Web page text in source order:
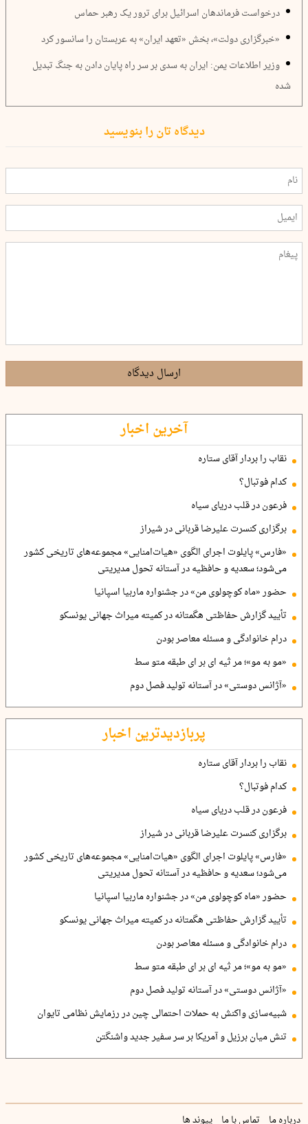
درخواست‌ فرماندهان اسرائیل برای ترور یک رهبر حماس
«خبرگزاری دولت»، بخش «تعهد ایران» به عربستان را سانسور کرد
وزیر اطلاعات یمن: ایران به سدی بر سر راه پایان دادن به جنگ تبدیل
شده
دیدگاه تان را بنویسید
ارسال دیدگاه
آخرین اخبار
نقاب را بردار آقای ستاره
کدام فوتبال؟
فرعون در قلب دریای سیاه
برگزاری کنسرت علیرضا قربانی در شیراز
«فارس» پایلوت اجرای الگوی «هیات‌امنایی» مجموعه‌های تاریخی کشور
می‌شود؛ سعدیه و حافظیه در آستانه تحول مدیریتی
حضور «ماه کوچولوی من» در جشنواره ماربیا اسپانیا
تأیید گزارش حفاظتی هگمتانه در کمیته میراث جهانی یونسکو
درام خانوادگی و مسئله معاصر بودن
«مو به مو»؛ مر ثیه ای بر ای طبقه متو سط
«آژانس دوستی» در آستانه تولید فصل دوم
پربازدیدترین اخبار
نقاب را بردار آقای ستاره
کدام فوتبال؟
فرعون در قلب دریای سیاه
برگزاری کنسرت علیرضا قربانی در شیراز
«فارس» پایلوت اجرای الگوی «هیات‌امنایی» مجموعه‌های تاریخی کشور
می‌شود؛ سعدیه و حافظیه در آستانه تحول مدیریتی
حضور «ماه کوچولوی من» در جشنواره ماربیا اسپانیا
تأیید گزارش حفاظتی هگمتانه در کمیته میراث جهانی یونسکو
درام خانوادگی و مسئله معاصر بودن
«مو به مو»؛ مر ثیه ای بر ای طبقه متو سط
«آژانس دوستی» در آستانه تولید فصل دوم
شبیه‌سازی واکنش به حملات احتمالی چین در رزمایش نظامی تایوان
تنش میان برزیل و آمریکا بر سر سفیر جدید واشنگتن
درباره ما تماس با ما پیوند ها